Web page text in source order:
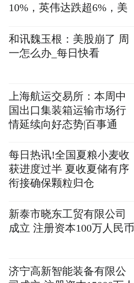
10%，英伟达跌超6%，美
3.56% 新消息
和讯魏玉根：美股崩了 周
一怎么办_每日快看
上海航运交易所：本周中
国出口集装箱运输市场行
情延续向好态势|百事通
每日热讯!全国夏粮小麦收
获进度过半 夏收夏储有序
衔接确保颗粒归仓
新泰市晓东工贸有限公司
成立 注册资本100万人民币
济宁高新智能装备有限公